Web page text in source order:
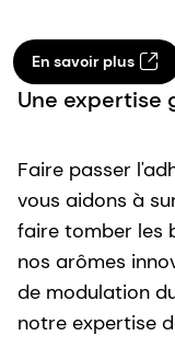
En savoir plus
Une expertise
Faire passer
vous aidons à
faire tomber les
nos arômes
de modulation
notre expertise